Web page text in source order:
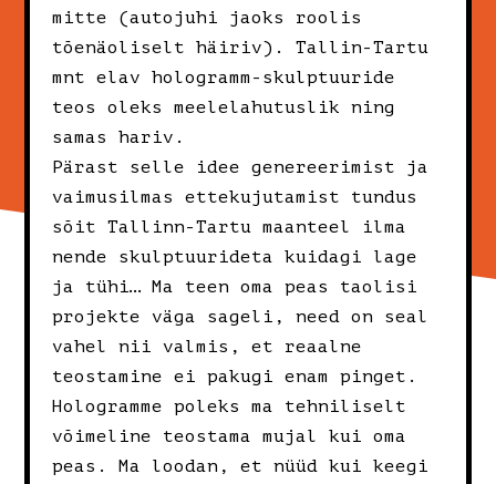
mitte (autojuhi jaoks roolis
tõenäoliselt häiriv). Tallin-Tartu
mnt elav hologramm-skulptuuride
teos oleks meelelahutuslik ning
samas hariv.
Pärast selle idee genereerimist ja
vaimusilmas ettekujutamist tundus
sõit Tallinn-Tartu maanteel ilma
nende skulptuurideta kuidagi lage
ja tühi… Ma teen oma peas taolisi
projekte väga sageli, need on seal
vahel nii valmis, et reaalne
teostamine ei pakugi enam pinget.
Hologramme poleks ma tehniliselt
võimeline teostama mujal kui oma
peas. Ma loodan, et nüüd kui keegi